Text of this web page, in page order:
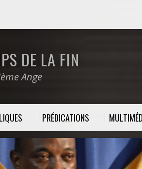
DE LA FIN
Ange
PRÉDICATIONS